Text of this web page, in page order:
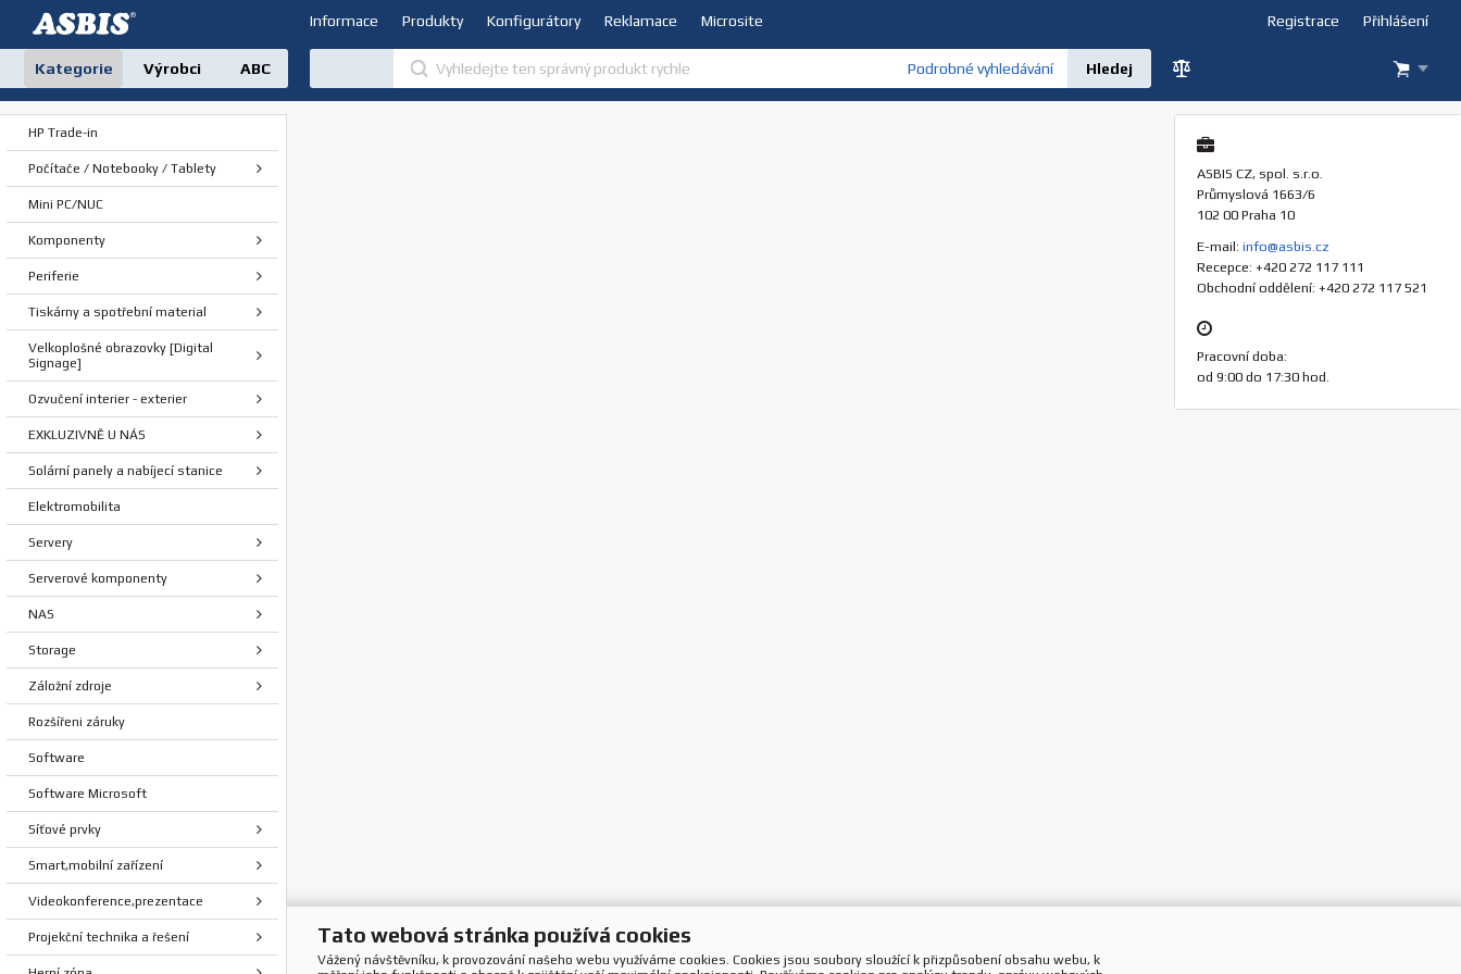
Informace Produkty Konfigurátory Reklamace Microsite Přihlášení
Registrace
Podrobné vyhledávání
Kategorie Výrobci ABC
HP Trade-in
Počítače / Notebooky / Tablety
Mini PC/NUC
Komponenty
Periferie
Tiskárny a spotřební material
Velkoplošné obrazovky [Digital
Signage]
Ozvučení interier - exterier
EXKLUZIVNĚ U NÁS
Solární panely a nabíjecí stanice
Elektromobilita
Servery
Serverové komponenty
NAS
Storage
Záložní zdroje
Rozšířeni záruky
Software
Software Microsoft
Síťové prvky
Smart,mobilní zařízení
Videokonference,prezentace
Projekční technika a řešení
ASBIS CZ, spol. s.r.o.
Průmyslová 1663/6
102 00 Praha 10
E-mail: info@asbis.cz
Recepce: +420 272 117 111
Obchodní oddělení: +420 272 117 521
Pracovní doba:
od 9:00 do 17:30 hod.
Tato webová stránka používá cookies
Vážený návštěvníku, k provozování našeho webu využíváme cookies. Cookies jsou soubory sloužící k přizpůsobení obsahu webu, k